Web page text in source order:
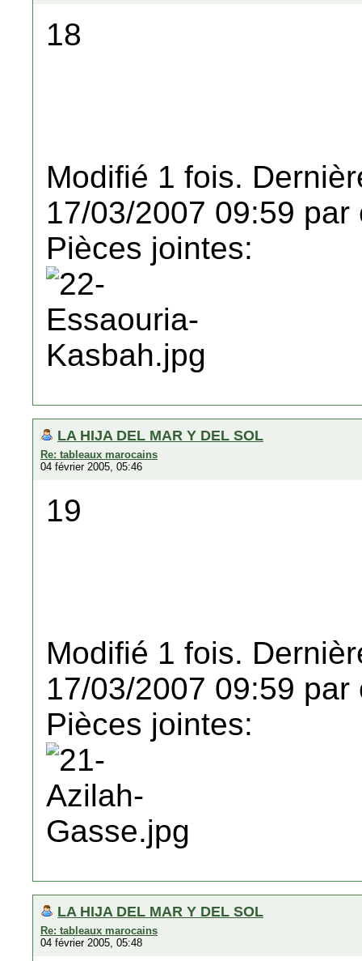
18
Modifié 1 fois.
17/03/2007 09:59 par
Pièces jointes:
LA HIJA DEL MAR Y DEL SOL
Re: tableaux marocains
04 février 2005, 05:46
19
Modifié 1 fois.
17/03/2007 09:59 par
Pièces jointes:
LA HIJA DEL MAR Y DEL SOL
Re: tableaux marocains
04 février 2005, 05:48